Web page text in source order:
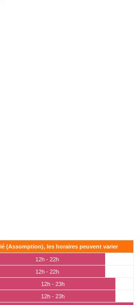
(Assomption), les horaires peuvent varier
12h - 22h
12h - 22h
12h - 23h
12h - 23h